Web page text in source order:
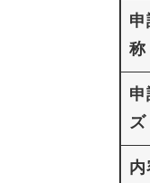
申
称
申
ズ
内